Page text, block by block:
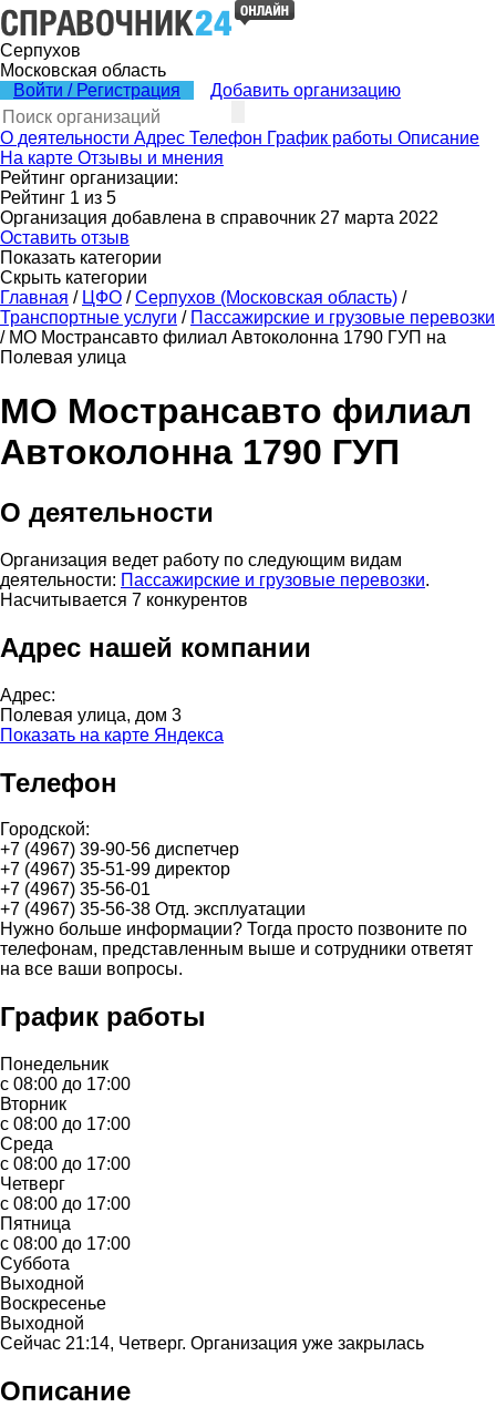
Серпухов
Московская область
Войти / Регистрация
Добавить организацию
О деятельности Адрес Телефон График работы Описание
На карте Отзывы и мнения
Рейтинг организации:
Рейтинг 1 из 5
Организация добавлена в справочник 27 марта 2022
Оставить отзыв
Показать категории
Скрыть категории
Главная / ЦФО / Серпухов (Московская область) /
Транспортные услуги / Пассажирские и грузовые перевозки
/ МО Мострансавто филиал Автоколонна 1790 ГУП на
Полевая улица
МО Мострансавто филиал
Автоколонна 1790 ГУП
О деятельности
Организация ведет работу по следующим видам
деятельности: Пассажирские и грузовые перевозки.
Насчитывается 7 конкурентов
Адрес нашей компании
Адрес:
Полевая улица, дом 3
Показать на карте Яндекса
Телефон
Городской:
+7 (4967) 39-90-56 диспетчер
+7 (4967) 35-51-99 директор
+7 (4967) 35-56-01
+7 (4967) 35-56-38 Отд. эксплуатации
Нужно больше информации? Тогда просто позвоните по
телефонам, представленным выше и сотрудники ответят
на все ваши вопросы.
График работы
Понедельник
с 08:00 до 17:00
Вторник
с 08:00 до 17:00
Среда
с 08:00 до 17:00
Четверг
с 08:00 до 17:00
Пятница
с 08:00 до 17:00
Суббота
Выходной
Воскресенье
Выходной
Сейчас 21:14, Четверг. Организация уже закрылась
Описание